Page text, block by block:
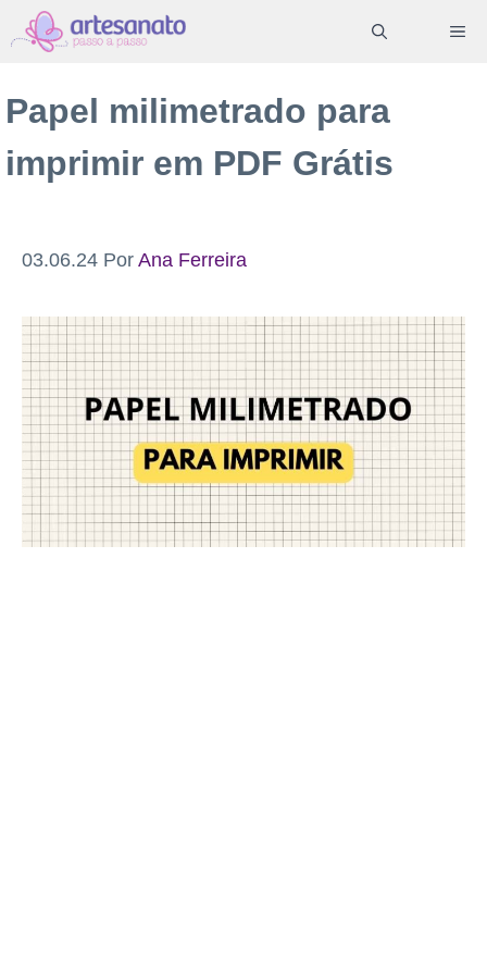
Pular
para
conteúdo
Papel milimetrado para
imprimir em PDF Grátis
03.06.24 Por Ana Ferreira